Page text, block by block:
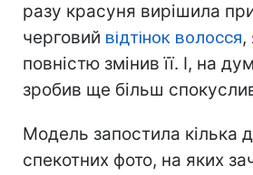
разу красуня вирішила
черговий відтінок волосся,
повністю змінив її. І, на
зробив ще більш
Модель запостила кілька
спекотних фото, на яких